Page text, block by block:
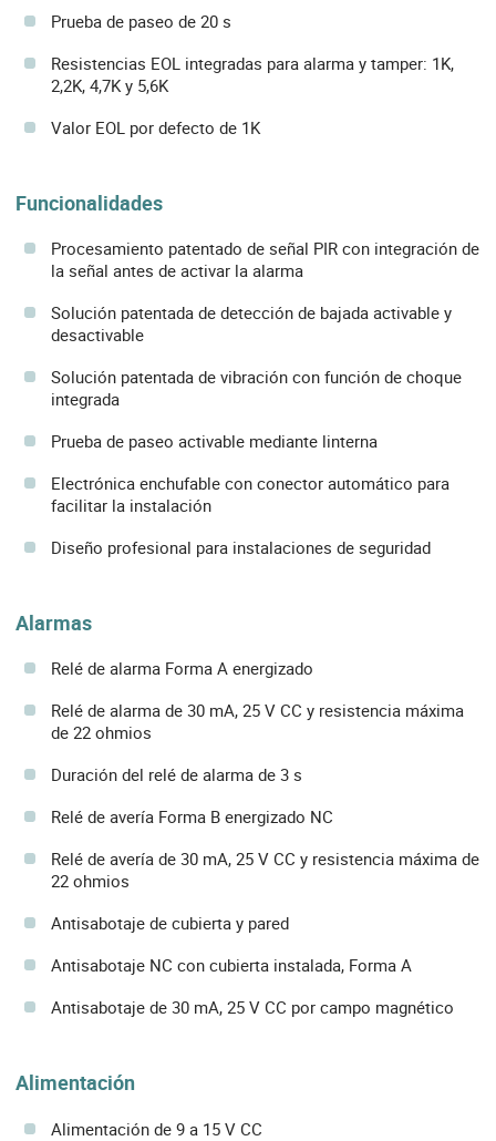
Prueba de paseo de 20 s
Resistencias EOL integradas para alarma y tamper: 1K,
2,2K, 4,7K y 5,6K
Valor EOL por defecto de 1K
Funcionalidades
Procesamiento patentado de señal PIR con integración de
la señal antes de activar la alarma
Solución patentada de detección de bajada activable y
desactivable
Solución patentada de vibración con función de choque
integrada
Prueba de paseo activable mediante linterna
Electrónica enchufable con conector automático para
facilitar la instalación
Diseño profesional para instalaciones de seguridad
Alarmas
Relé de alarma Forma A energizado
Relé de alarma de 30 mA, 25 V CC y resistencia máxima
de 22 ohmios
Duración del relé de alarma de 3 s
Relé de avería Forma B energizado NC
Relé de avería de 30 mA, 25 V CC y resistencia máxima de
22 ohmios
Antisabotaje de cubierta y pared
Antisabotaje NC con cubierta instalada, Forma A
Antisabotaje de 30 mA, 25 V CC por campo magnético
Alimentación
Alimentación de 9 a 15 V CC